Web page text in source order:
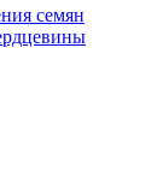
семян